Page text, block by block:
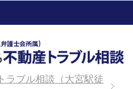
ラブル相談（大宮駅徒